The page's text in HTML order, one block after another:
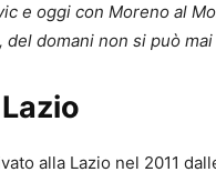
e oggi con Moreno al
del domani non si può mai
alla Lazio nel 2011